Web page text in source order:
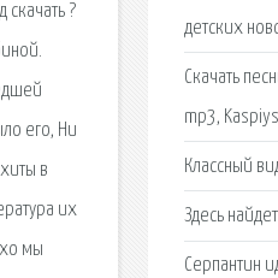
?
его, Ни
в
их
мы
детских
Скачать
mp3,
Классный
Здесь
Серпантин